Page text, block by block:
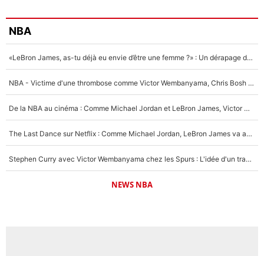
NBA
«LeBron James, as-tu déjà eu envie d’être une femme ?» : Un dérapage de Donald Trump sur la superstar de la NBA refait surface
NBA - Victime d'une thrombose comme Victor Wembanyama, Chris Bosh prévient le Français des risques sur sa santé : «J’ai failli mourir sur le coup et j’ai été ramené à la vie»
De la NBA au cinéma : Comme Michael Jordan et LeBron James, Victor Wembanyama rêve d'une carrière d'acteur !
The Last Dance sur Netflix : Comme Michael Jordan, LeBron James va avoir le droit à sa série !
Stephen Curry avec Victor Wembanyama chez les Spurs : L'idée d'un trade historique est lancée en NBA !
NEWS NBA